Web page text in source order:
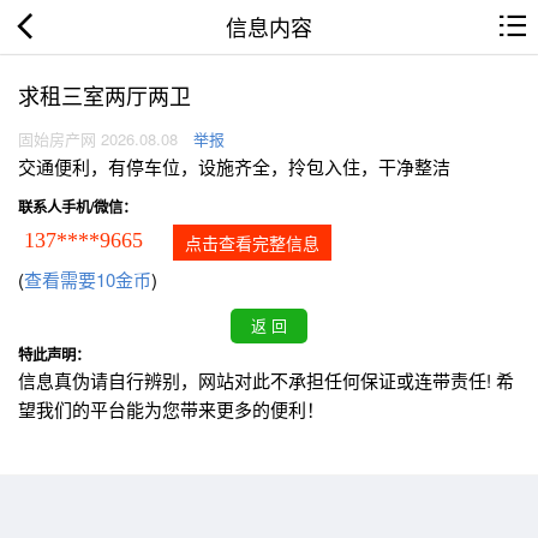
信息内容
求租三室两厅两卫
固始房产网 2026.08.08 举报
交通便利，有停车位，设施齐全，拎包入住，干净整洁
联系人手机/微信：
137****9665 点击查看完整信息
(查看需要10金币)
特此声明：
信息真伪请自行辨别，网站对此不承担任何保证或连带责任! 希
望我们的平台能为您带来更多的便利！